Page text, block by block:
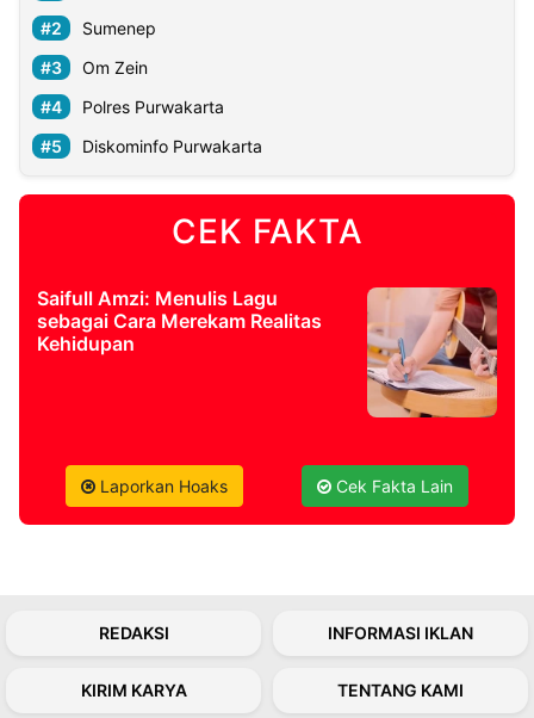
Sumenep
Om Zein
Polres Purwakarta
Diskominfo Purwakarta
CEK FAKTA
Saifull Amzi: Menulis Lagu
sebagai Cara Merekam Realitas
Kehidupan
Laporkan Hoaks Cek Fakta Lain
REDAKSI INFORMASI IKLAN
KIRIM KARYA TENTANG KAMI